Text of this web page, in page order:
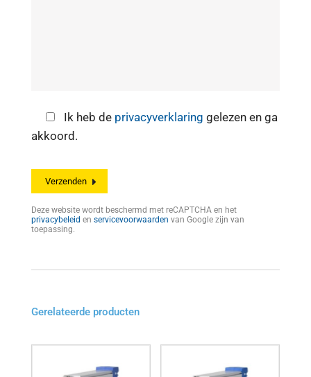
Ik heb de privacyverklaring gelezen en ga
akkoord.
Deze website wordt beschermd met reCAPTCHA en het
privacybeleid en servicevoorwaarden van Google zijn van
toepassing.
Gerelateerde producten